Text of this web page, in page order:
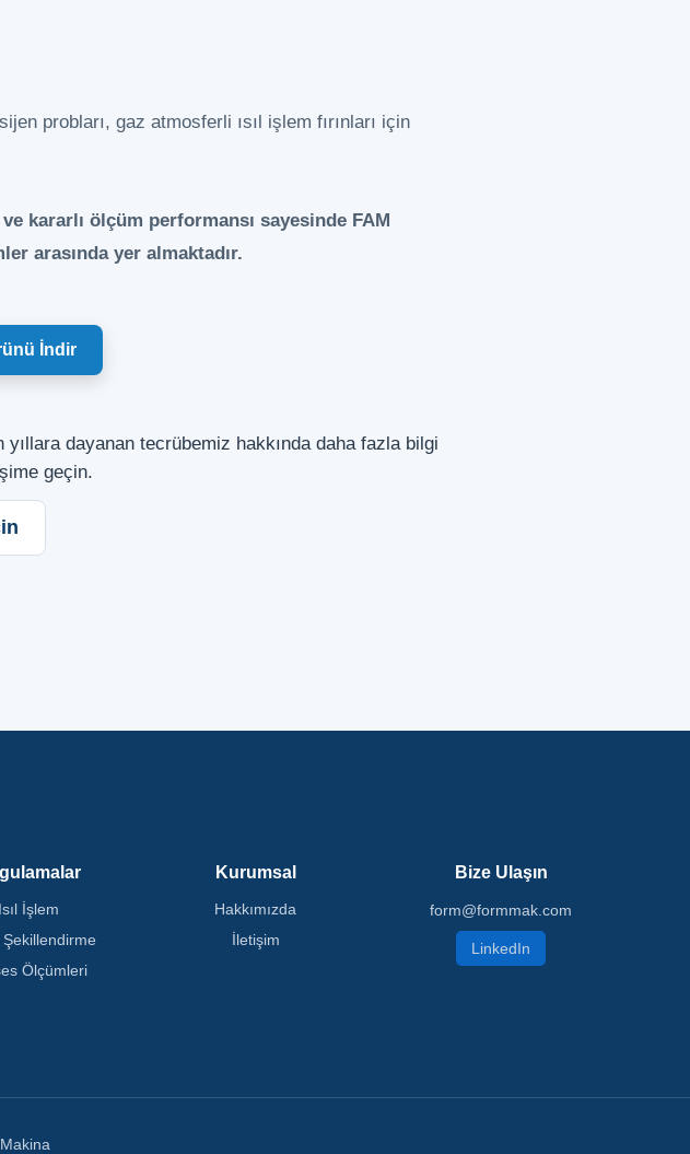
probları, gaz atmosferli ısıl işlem fırınları için
kararlı ölçüm performansı sayesinde FAM
arasında yer almaktadır.
İndir
dayanan tecrübemiz hakkında daha fazla bilgi
geçin.
Isıl İşlem
Ölçümleri
Kurumsal
Hakkımızda
İletişim
Bize Ulaşın
form@formmak.com
LinkedIn